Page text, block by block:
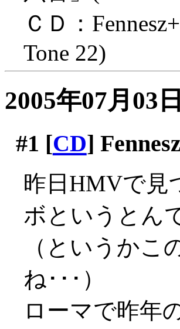
ＣＤ：
Tone 22)
2005年07月03
#1 [CD]
昨日HMVで見
ボというとん
（というか
ね･･･）
ローマで昨年